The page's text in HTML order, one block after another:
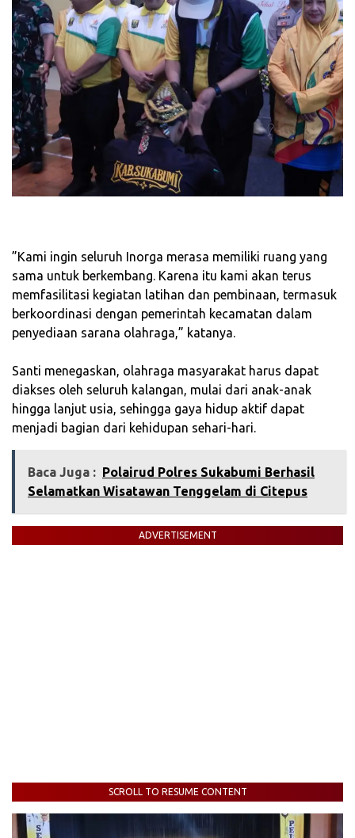
‎”Kami ingin seluruh Inorga merasa memiliki ruang yang
sama untuk berkembang. Karena itu kami akan terus
memfasilitasi kegiatan latihan dan pembinaan, termasuk
berkoordinasi dengan pemerintah kecamatan dalam
penyediaan sarana olahraga,” katanya.
‎Santi menegaskan, olahraga masyarakat harus dapat
diakses oleh seluruh kalangan, mulai dari anak-anak
hingga lanjut usia, sehingga gaya hidup aktif dapat
menjadi bagian dari kehidupan sehari-hari.
Baca Juga : Polairud Polres Sukabumi Berhasil
Selamatkan Wisatawan Tenggelam di Citepus
ADVERTISEMENT
SCROLL TO RESUME CONTENT